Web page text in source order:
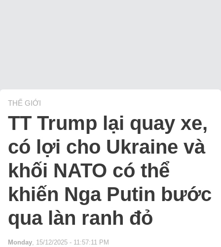
THẾ GIỚI
TT Trump lại quay xe,
có lợi cho Ukraine và
khối NATO có thể
khiến Nga Putin bước
qua làn ranh đỏ
Monday, 15/12/2025 - 11:57:11 PM